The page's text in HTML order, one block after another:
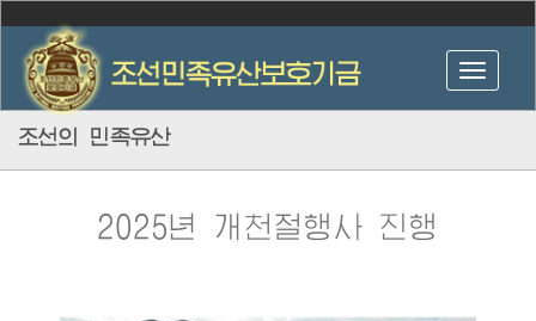
조선의 민족유산
2025년 개천절행사 진행